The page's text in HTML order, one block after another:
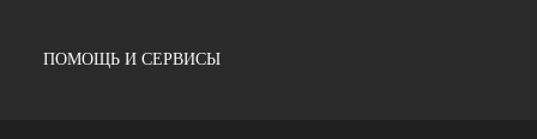
ПОМОЩЬ И СЕРВИСЫ